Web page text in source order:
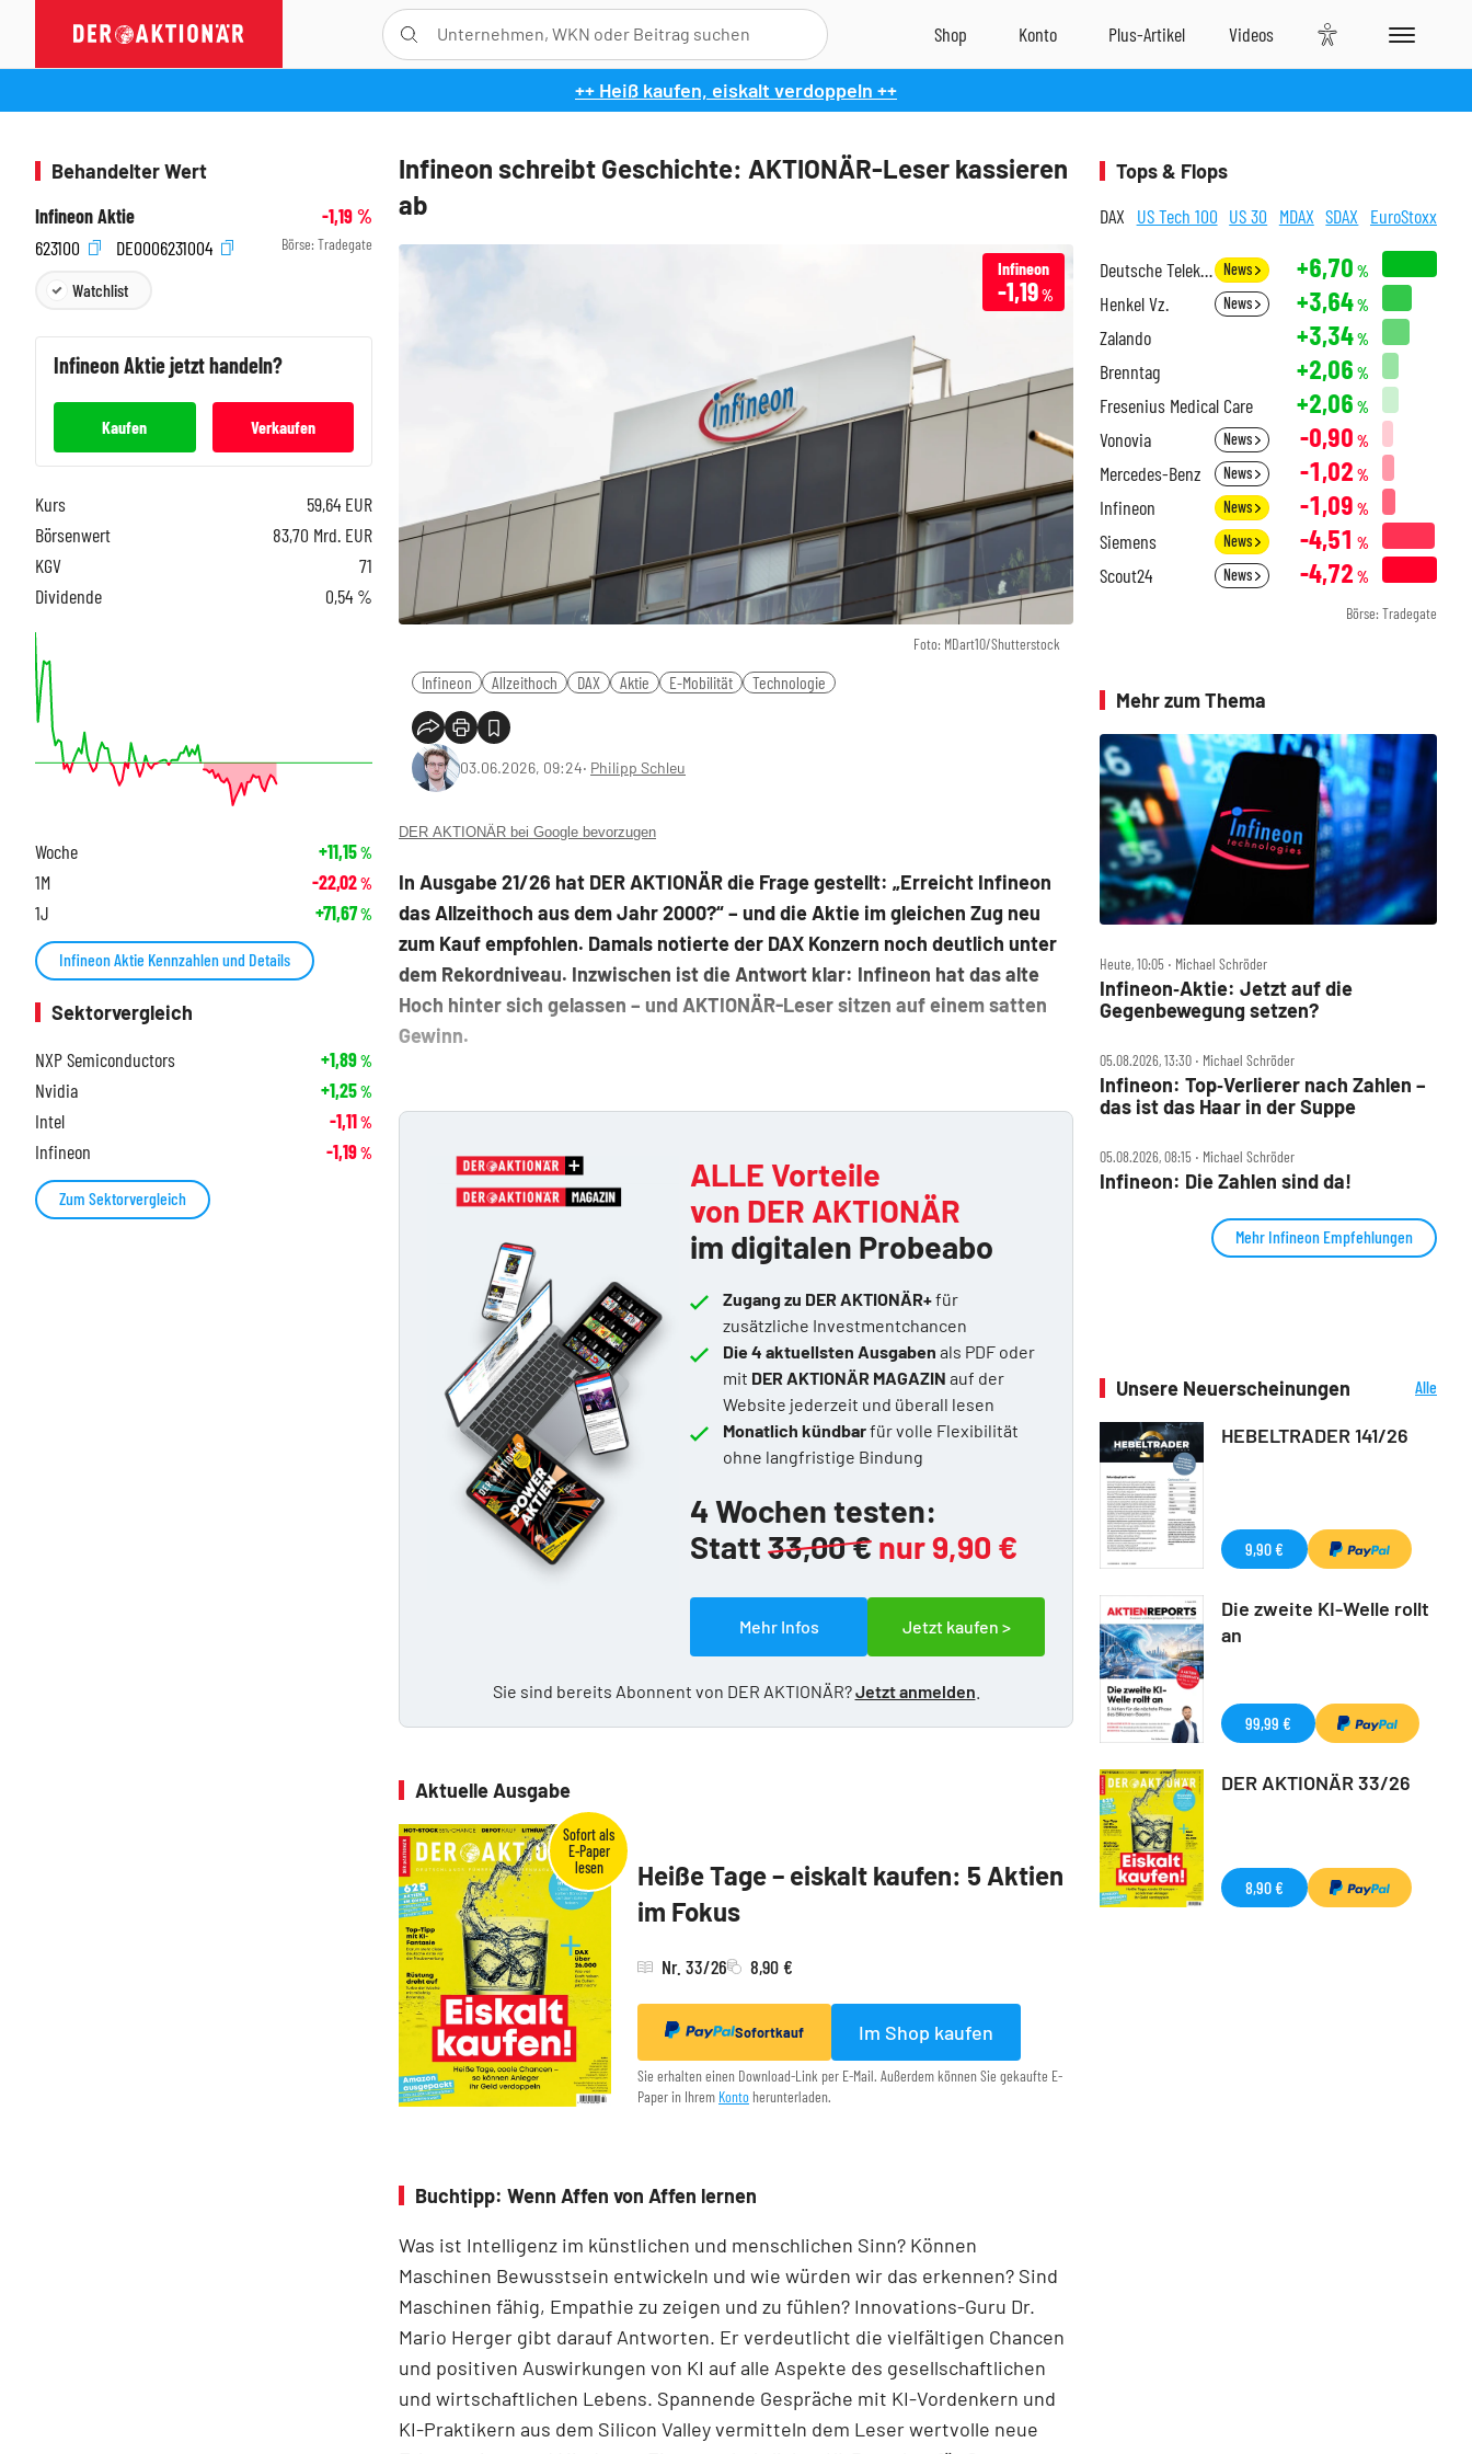
++ Heiß kaufen, eiskalt verdoppeln ++
Infineon schreibt Geschichte: AKTIONÄR-Leser kassieren
ab
Foto: MDart10/Shutterstock
Infineon
-1,19%
Infineon Allzeithoch DAX Aktie E-Mobilität Technologie
03.06.2026, 09:24‧ Philipp Schleu
DER AKTIONÄR bei Google bevorzugen
In Ausgabe 21/26 hat DER AKTIONÄR die Frage gestellt: „Erreicht Infineon
das Allzeithoch aus dem Jahr 2000?“ – und die Aktie im gleichen Zug neu
zum Kauf empfohlen. Damals notierte der DAX Konzern noch deutlich unter
dem Rekordniveau. Inzwischen ist die Antwort klar: Infineon hat das alte
Hoch hinter sich gelassen – und AKTIONÄR-Leser sitzen auf einem satten
Gewinn.
ALLE Vorteile
von DER AKTIONÄR
im digitalen Probeabo
Zugang zu DER AKTIONÄR+für
zusätzliche Investmentchancen
Die 4 aktuellsten Ausgaben als PDF oder
mit DER AKTIONÄR MAGAZIN auf der
Website jederzeit und überall lesen
Monatlich kündbarfür volle Flexibilität
ohne langfristige Bindung
4 Wochen testen:
Statt 33,00 € nur 9,90 €
Mehr Infos Jetzt kaufen >
Sie sind bereits Abonnent von DER AKTIONÄR?Jetzt anmelden
Aktuelle Ausgabe
Heiße Tage – eiskalt kaufen: 5 Aktien
im Fokus
Nr. 33/26 8,90 €
Sofortkauf Im Shop kaufen
Sie erhalten einen Download-Link per E-Mail. Außerdem können Sie gekaufte E-
Paper in Ihrem Konto herunterladen.
Buchtipp: Wenn Affen von Affen lernen
Was ist Intelligenz im künstlichen und menschlichen Sinn? Können
Maschinen Bewusstsein entwickeln und wie würden wir das erkennen? Sind
Maschinen fähig, Empathie zu zeigen und zu fühlen? Innovations-Guru Dr.
Mario Herger gibt darauf Antworten. Er verdeutlicht die viel­fältigen Chancen
und positiven Auswirkungen von KI auf alle Aspekte des gesellschaftlichen
und wirtschaftlichen Lebens. Spannende Gespräche mit KI-Vordenkern und
KI-Praktikern aus dem Silicon Valley vermitteln dem Leser wertvolle neue
Behandelter Wert
Infineon Aktie
-1,19%
623100
DE0006231004 Börse: Tradegate
Watchlist
InfineonAktie jetzt handeln?
Kaufen Verkaufen
Kurs 59,64 EUR
Börsenwert
83,70 Mrd. EUR
KGV
71
Dividende
0,54 %
Woche +11,15%
1M -22,02%
1J +71,67%
Infineon Aktie Kennzahlen und Details
Sektorvergleich
NXP Semiconductors
+1,89%
Nvidia +1,25%
Intel -1,11%
Infineon -1,19%
Zum Sektorvergleich
Tops & Flops
DAX US Tech 100 US 30 MDAX SDAX EuroStoxx
Deutsche Telekom News +6,70 %
Henkel Vz. News +3,64%
Zalando +3,34%
Brenntag +2,06 %
Fresenius Medical Care +2,06 %
Vonovia News -0,90 %
Mercedes-Benz News -1,02 %
Infineon News -1,09 %
Siemens News -4,51 %
Scout24 News -4,72 %
Börse: Tradegate
Mehr zum Thema
Heute, 10:05 ‧ Michael Schröder
Infineon‑Aktie: Jetzt auf die
Gegenbewegung setzen?
05.08.2026, 13:30 ‧ Michael Schröder
Infineon: Top‑Verlierer nach Zahlen –
das ist das Haar in der Suppe
05.08.2026, 08:15 ‧ Michael Schröder
Infineon: Die Zahlen sind da!
Mehr Infineon Empfehlungen
Unsere Neuerscheinungen
Alle
HEBELTRADER 141/26
9,90 €
Die zweite KI-Welle rollt
an
99,99 €
DER AKTIONÄR 33/26
8,90 €